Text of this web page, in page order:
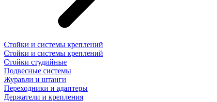
Стойки и системы креплений
Стойки и системы креплений
Стойки студийные
Подвесные системы
Журавли и штанги
Переходники и адаптеры
Держатели и крепления